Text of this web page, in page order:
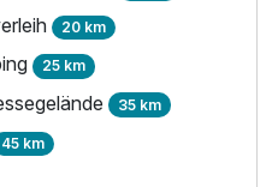
20 km
25 km
35 km
45 km